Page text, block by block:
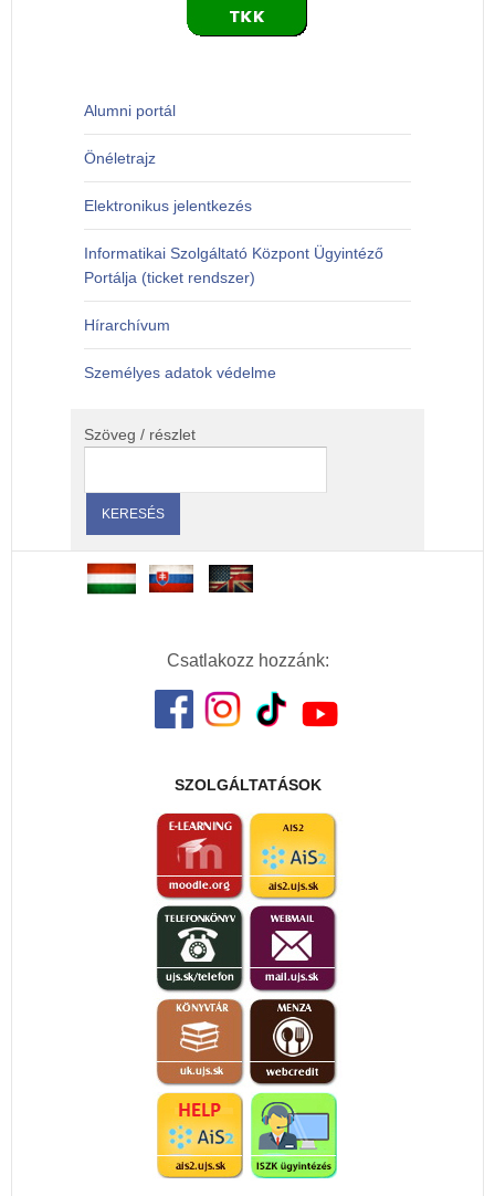
Alumni portál
Önéletrajz
Elektronikus jelentkezés
Informatikai Szolgáltató Központ Ügyintéző
Portálja (ticket rendszer)
Hírarchívum
Személyes adatok védelme
Szöveg / részlet
Csatlakozz hozzánk:
SZOLGÁLTATÁSOK